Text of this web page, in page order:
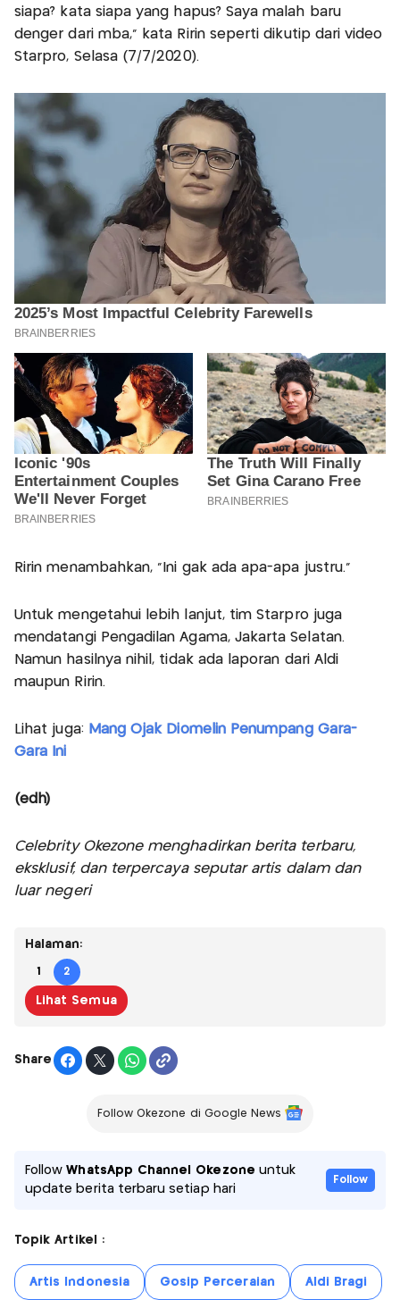
siapa? kata siapa yang hapus? Saya malah baru
denger dari mba," kata Ririn seperti dikutip dari video
Starpro, Selasa (7/7/2020).
Ririn menambahkan, "Ini gak ada apa-apa justru."
Untuk mengetahui lebih lanjut, tim Starpro juga
mendatangi Pengadilan Agama, Jakarta Selatan.
Namun hasilnya nihil, tidak ada laporan dari Aldi
maupun Ririn.
Lihat juga: Mang Ojak Diomelin Penumpang Gara-
Gara Ini
(edh)
Celebrity Okezone menghadirkan berita terbaru,
eksklusif, dan terpercaya seputar artis dalam dan
luar negeri
Halaman:
1 2
Lihat Semua
Share
Follow Okezone di Google News
FollowWhatsApp Channel Okezone untuk
update berita terbaru setiap hari
Follow
Topik Artikel :
Artis Indonesia Gosip Perceraian Aldi Bragi